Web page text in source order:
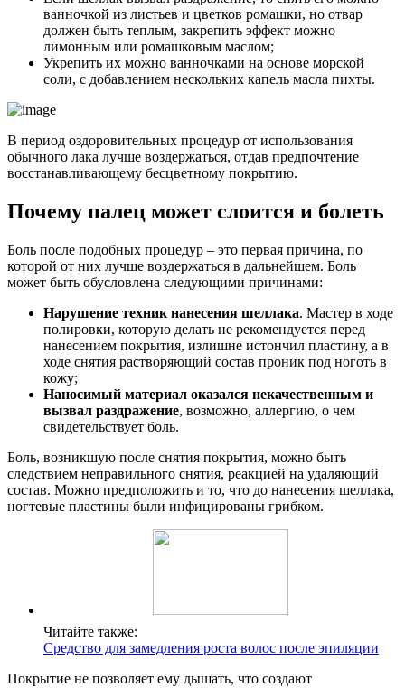
ванночкой из листьев и цветков ромашки, но отвар
должен быть теплым, закрепить эффект можно
лимонным или ромашковым маслом;
Укрепить их можно ванночками на основе морской
соли, с добавлением нескольких капель масла пихты.
В период оздоровительных процедур от использования
обычного лака лучше воздержаться, отдав предпочтение
восстанавливающему бесцветному покрытию.
Почему палец может слоится и болеть
Боль после подобных процедур – это первая причина, по
которой от них лучше воздержаться в дальнейшем. Боль
может быть обусловлена следующими причинами:
Нарушение техник нанесения шеллака. Мастер в ходе
полировки, которую делать не рекомендуется перед
нанесением покрытия, излишне истончил пластину, а в
ходе снятия растворяющий состав проник под ноготь в
кожу;
Наносимый материал оказался некачественным и
вызвал раздражение, возможно, аллергию, о чем
свидетельствует боль.
Боль, возникшую после снятия покрытия, можно быть
следствием неправильного снятия, реакцией на удаляющий
состав. Можно предположить и то, что до нанесения шеллака,
ногтевые пластины были инфицированы грибком.
Читайте также:
Средство для замедления роста волос после эпиляции
Покрытие не позволяет ему дышать, что создают